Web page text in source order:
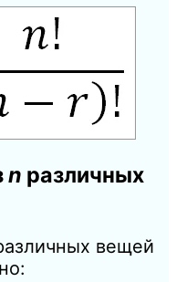
n различных
вещей